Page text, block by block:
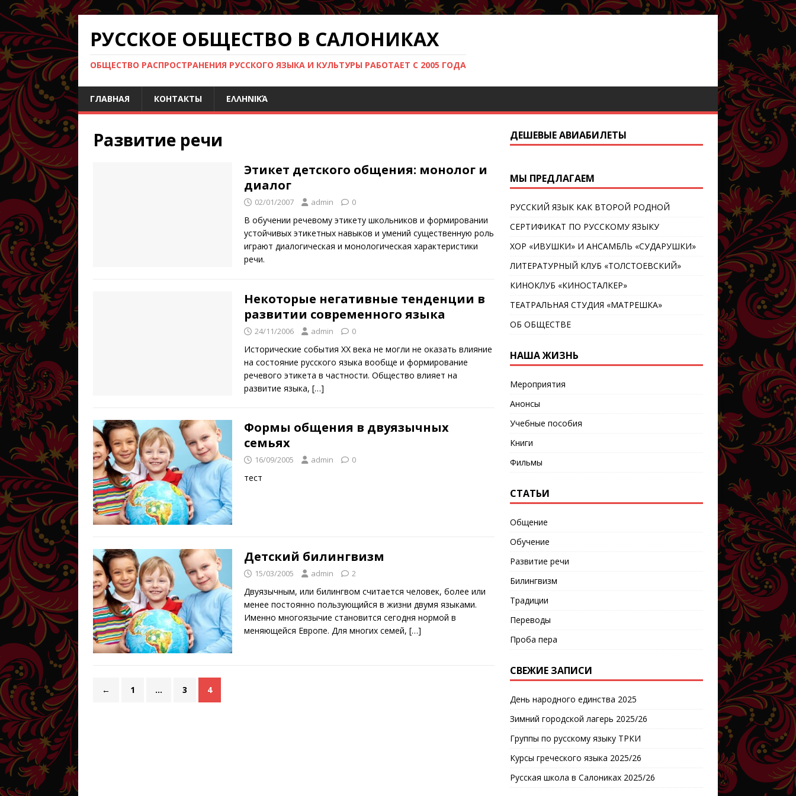
РУССКОЕ ОБЩЕСТВО В САЛОНИКАХ
ОБЩЕСТВО РАСПРОСТРАНЕНИЯ РУССКОГО ЯЗЫКА И КУЛЬТУРЫ РАБОТАЕТ С 2005 ГОДА
ГЛАВНАЯ КОНТАКТЫ ΕΛΛΗΝΙΚΆ
Развитие речи
Этикет детского общения: монолог и
диалог
02/01/2007 admin 0
В обучении речевому этикету школьников и формировании
устойчивых этикетных навыков и умений существенную роль
играют диалогическая и монологическая характеристики
речи.
Некоторые негативные тенденции в
развитии современного языка
24/11/2006 admin 0
Исторические события XX века не могли не оказать влияние
на состояние русского языка вообще и формирование
речевого этикета в частности. Общество влияет на
развитие языка, […]
Формы общения в двуязычных
семьях
16/09/2005 admin 0
тест
Детский билингвизм
15/03/2005 admin 2
Двуязычным, или билингвом считается человек, более или
менее постоянно пользующийся в жизни двумя языками.
Именно многоязычие становится сегодня нормой в
меняющейся Европе. Для многих семей, […]
← 1 … 3 4
ДЕШЕВЫЕ АВИАБИЛЕТЫ
МЫ ПРЕДЛАГАЕМ
РУССКИЙ ЯЗЫК КАК ВТОРОЙ РОДНОЙ
СЕРТИФИКАТ ПО РУССКОМУ ЯЗЫКУ
ХОР «ИВУШКИ» И АНСАМБЛЬ «СУДАРУШКИ»
ЛИТЕРАТУРНЫЙ КЛУБ «ТОЛСТОЕВСКИЙ»
КИНОКЛУБ «КИНОСТАЛКЕР»
ТЕАТРАЛЬНАЯ СТУДИЯ «МАТРЕШКА»
ОБ ОБЩЕСТВЕ
НАША ЖИЗНЬ
Мероприятия
Анонсы
Учебные пособия
Книги
Фильмы
СТАТЬИ
Общение
Обучение
Развитие речи
Билингвизм
Традиции
Переводы
Проба пера
СВЕЖИЕ ЗАПИСИ
День народного единства 2025
Зимний городской лагерь 2025/26
Группы по русскому языку ТРКИ
Курсы греческого языка 2025/26
Русская школа в Салониках 2025/26